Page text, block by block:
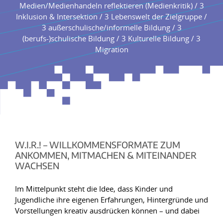
Medien/Medienhandeln reflektieren (Medienkritik) / 3
Inklusion & Intersektion / 3 Lebenswelt der Zielgruppe /
3 außerschulische/informelle Bildung / 3
(berufs-)schulische Bildung / 3 Kulturelle Bildung / 3
Migration
W.I.R.! – WILLKOMMENSFORMATE ZUM
ANKOMMEN, MITMACHEN & MITEINANDER
WACHSEN
Im Mittelpunkt steht die Idee, dass Kinder und
Jugendliche ihre eigenen Erfahrungen, Hintergründe und
Vorstellungen kreativ ausdrücken können – und dabei